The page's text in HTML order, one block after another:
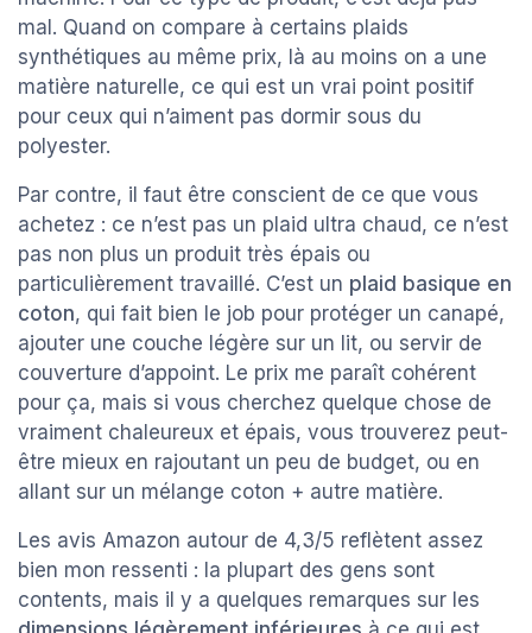
mal. Quand on compare à certains plaids
synthétiques au même prix, là au moins on a une
matière naturelle, ce qui est un vrai point positif
pour ceux qui n’aiment pas dormir sous du
polyester.
Par contre, il faut être conscient de ce que vous
achetez : ce n’est pas un plaid ultra chaud, ce n’est
pas non plus un produit très épais ou
particulièrement travaillé. C’est un plaid basique en
coton, qui fait bien le job pour protéger un canapé,
ajouter une couche légère sur un lit, ou servir de
couverture d’appoint. Le prix me paraît cohérent
pour ça, mais si vous cherchez quelque chose de
vraiment chaleureux et épais, vous trouverez peut-
être mieux en rajoutant un peu de budget, ou en
allant sur un mélange coton + autre matière.
Les avis Amazon autour de 4,3/5 reflètent assez
bien mon ressenti : la plupart des gens sont
contents, mais il y a quelques remarques sur les